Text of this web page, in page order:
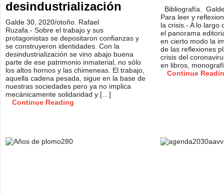
desindustrialización
Galde 30, 2020/otoño. Rafael
Ruzafa.- Sobre el trabajo y sus
protagonistas se depositaron confianzas y
se construyeron identidades. Con la
desindustrialización se vino abajo buena
parte de ese patrimonio inmaterial, no sólo
los altos hornos y las chimeneas. El trabajo,
aquella cadena pesada, sigue en la base de
nuestras sociedades pero ya no implica
mecánicamente solidaridad y […]
Continue Reading
Bibliografía.
Para leer y
la crisis.- A lo largo
el panorama
en cierto modo la
de las reflexiones
crisis del
en libros,
Continue